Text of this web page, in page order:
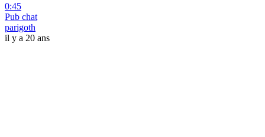
0:45
Pub chat
parigoth
il y a 20 ans